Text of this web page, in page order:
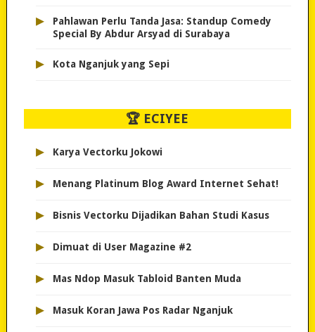
▸
Pahlawan Perlu Tanda Jasa: Standup Comedy
Special By Abdur Arsyad di Surabaya
▸ Kota Nganjuk yang Sepi
🏆 ECIYEE
▸ Karya Vectorku Jokowi
▸ Menang Platinum Blog Award Internet Sehat!
▸ Bisnis Vectorku Dijadikan Bahan Studi Kasus
▸ Dimuat di User Magazine #2
▸ Mas Ndop Masuk Tabloid Banten Muda
▸ Masuk Koran Jawa Pos Radar Nganjuk